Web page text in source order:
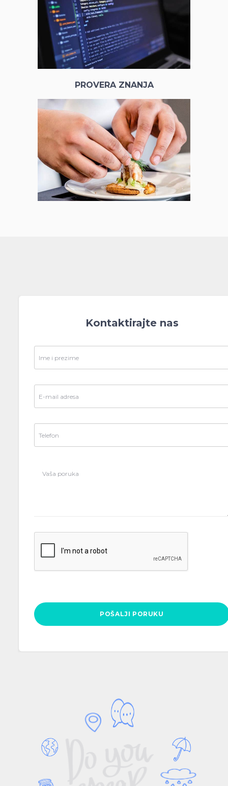
PROVERA ZNANJA
Kontaktirajte nas